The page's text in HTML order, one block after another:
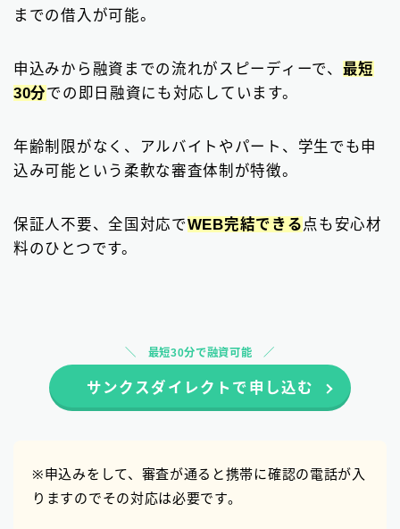
までの借入が可能。
申込みから融資までの流れがスピーディーで、 最短
30分での即日融資にも対応しています。
年齢制限がなく、アルバイトやパート、学生でも申
込み可能という柔軟な審査体制が特徴。
保証人不要、全国対応でWEB完結できる 点も安心材
料のひとつです。
最短30分で融資可能
サンクスダイレクトで申し込む
※申込みをして、審査が通ると携帯に確認の電話が入
りますのでその対応は必要です。